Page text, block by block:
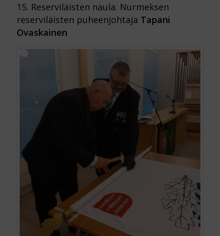
15. Reserviläisten naula: Nurmeksen
reserviläisten puheenjohtaja Tapani
Ovaskainen